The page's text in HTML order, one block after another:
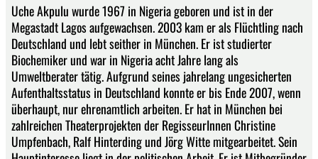
Uche Akpulu wurde 1967 in Nigeria geboren und ist in der
Megastadt Lagos aufgewachsen. 2003 kam er als Flüchtling nach
Deutschland und lebt seither in München. Er ist studierter
Biochemiker und war in Nigeria acht Jahre lang als
Umweltberater tätig. Aufgrund seines jahrelang ungesicherten
Aufenthaltsstatus in Deutschland konnte er bis Ende 2007, wenn
überhaupt, nur ehrenamtlich arbeiten. Er hat in München bei
zahlreichen Theaterprojekten der RegisseurInnen Christine
Umpfenbach, Ralf Hinterding und Jörg Witte mitgearbeitet. Sein